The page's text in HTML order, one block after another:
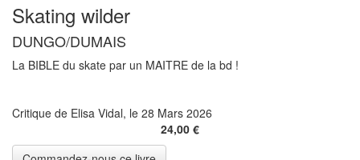
Skating wilder
DUNGO/DUMAIS
La BIBLE du skate par un MAITRE de la bd !
Critique de Elisa Vidal, le 28 Mars 2026
24,00 €